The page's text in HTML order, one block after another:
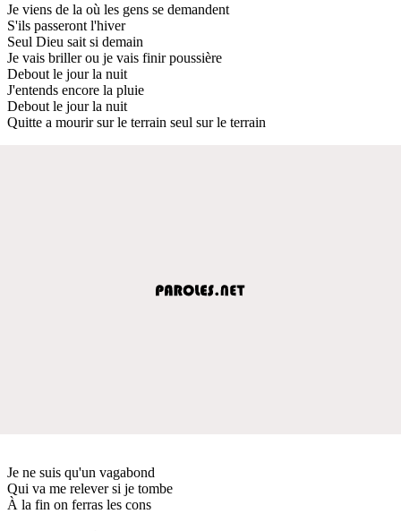
Je viens de la où les gens se demandent
S'ils passeront l'hiver
Seul Dieu sait si demain
Je vais briller ou je vais finir poussière
Debout le jour la nuit
J'entends encore la pluie
Debout le jour la nuit
Quitte a mourir sur le terrain seul sur le terrain
Je ne suis qu'un vagabond
Qui va me relever si je tombe
À la fin on ferras les cons